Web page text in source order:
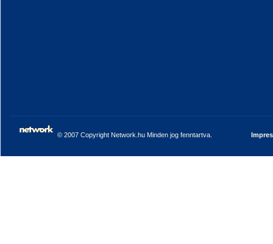
© 2007 Copyright Network.hu Minden jog fenntartva.